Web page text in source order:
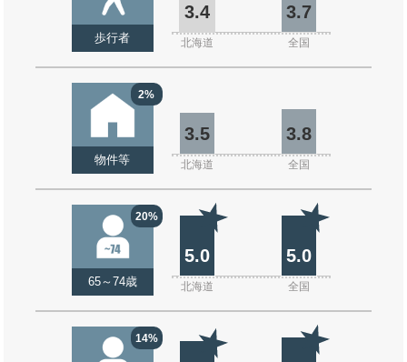
歩行者
3.4 3.7
北海道 全国
2%
物件等
3.5 3.8
北海道 全国
20%
65～74歳
5.0 5.0
北海道 全国
14%